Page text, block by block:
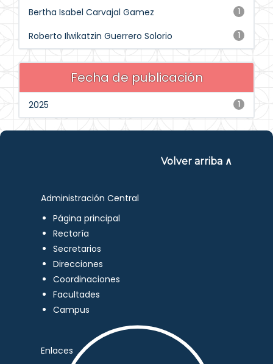
1
Bertha Isabel Carvajal Gamez
1
Roberto Ilwikatzin Guerrero Solorio
Fecha de publicación
1
2025
Volver arriba ∧
Administración Central
Página principal
Rectoría
Secretarios
Direcciones
Coordinaciones
Facultades
Campus
Enlaces